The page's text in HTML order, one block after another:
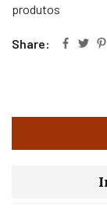
produtos
Share: